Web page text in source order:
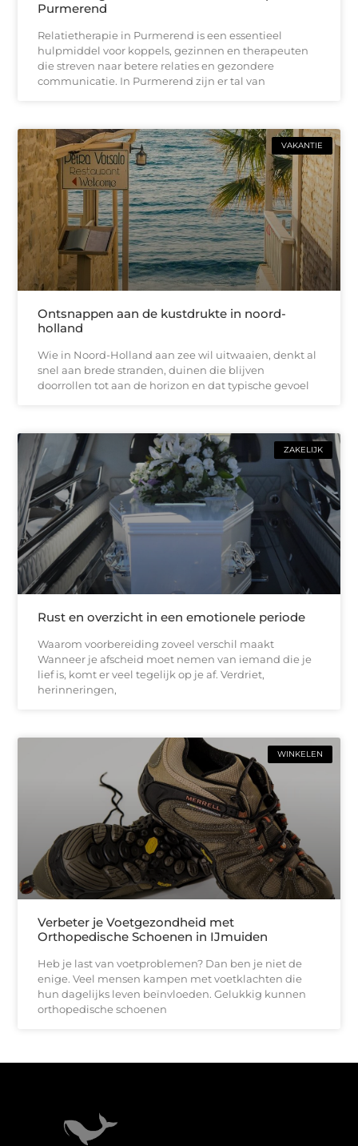
Purmerend
Relatietherapie in Purmerend is een essentieel
hulpmiddel voor koppels, gezinnen en therapeuten
die streven naar betere relaties en gezondere
communicatie. In Purmerend zijn er tal van
VAKANTIE
Ontsnappen aan de kustdrukte in noord-
holland
Wie in Noord-Holland aan zee wil uitwaaien, denkt al
snel aan brede stranden, duinen die blijven
doorrollen tot aan de horizon en dat typische gevoel
ZAKELIJK
Rust en overzicht in een emotionele periode
Waarom voorbereiding zoveel verschil maakt
Wanneer je afscheid moet nemen van iemand die je
lief is, komt er veel tegelijk op je af. Verdriet,
herinneringen,
WINKELEN
Verbeter je Voetgezondheid met
Orthopedische Schoenen in IJmuiden
Heb je last van voetproblemen? Dan ben je niet de
enige. Veel mensen kampen met voetklachten die
hun dagelijks leven beïnvloeden. Gelukkig kunnen
orthopedische schoenen